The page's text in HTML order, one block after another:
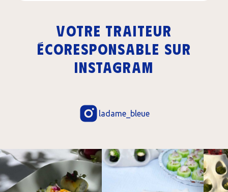
Votre traiteur
écoresponsable sur
Instagram
ladame_bleue